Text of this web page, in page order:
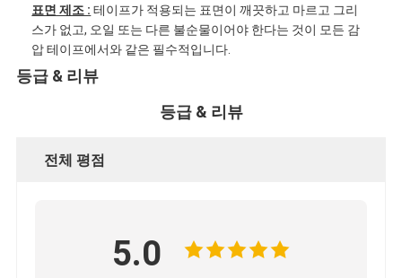
공장 견학
품질 관리
열 저항성 절연 테이프
표면 제조 : 테이프가 적용되는 표면이 깨끗하고 마르고 그리
스가 없고, 오일 또는 다른 불순물이어야 한다는 것이 모든 감
압 테이프에서와 같은 필수적입니다.
등급 & 리뷰
등급 & 리뷰
전체 평점
5.0